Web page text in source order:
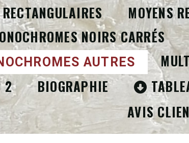
MOYENS
NOIRS CARRÉS
AUTRES
2
BIOGRAPHIE
AVIS